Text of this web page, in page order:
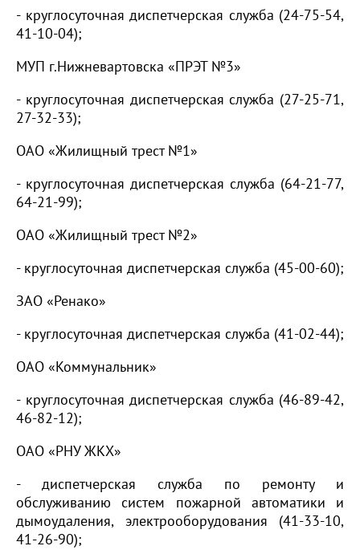
- круглосуточная диспетчерская служба (24-75-54,
41-10-04);
МУП г.Нижневартовска «ПРЭТ №3»
- круглосуточная диспетчерская служба (27-25-71,
27-32-33);
ОАО «Жилищный трест №1»
- круглосуточная диспетчерская служба (64-21-77,
64-21-99);
ОАО «Жилищный трест №2»
- круглосуточная диспетчерская служба (45-00-60);
ЗАО «Ренако»
- круглосуточная диспетчерская служба (41-02-44);
ОАО «Коммунальник»
- круглосуточная диспетчерская служба (46-89-42,
46-82-12);
ОАО «РНУ ЖКХ»
- диспетчерская служба по ремонту и
обслуживанию систем пожарной автоматики и
дымоудаления, электрооборудования (41-33-10,
41-26-90);